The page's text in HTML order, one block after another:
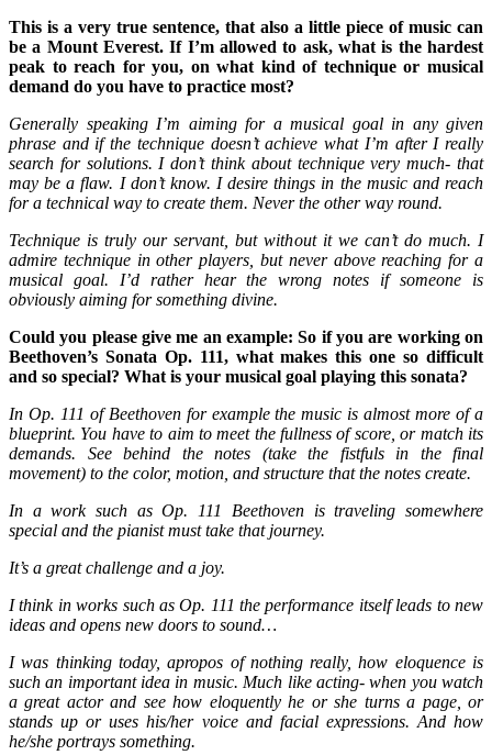
This is a very true sentence, that also a little piece of music can
be a Mount Everest. If I’m allowed to ask, what is the hardest
peak to reach for you, on what kind of technique or musical
demand do you have to practice most?
Generally speaking I’m aiming for a musical goal in any given
phrase and if the technique doesn’t achieve what I’m after I really
search for solutions. I don’t think about technique very much- that
may be a flaw. I don’t know. I desire things in the music and reach
for a technical way to create them. Never the other way round.
Technique is truly our servant, but without it we can’t do much. I
admire technique in other players, but never above reaching for a
musical goal. I’d rather hear the wrong notes if someone is
obviously aiming for something divine.
Could you please give me an example: So if you are working on
Beethoven’s Sonata Op. 111, what makes this one so difficult
and so special? What is your musical goal playing this sonata?
In Op. 111 of Beethoven for example the music is almost more of a
blueprint. You have to aim to meet the fullness of score, or match its
demands. See behind the notes (take the fistfuls in the final
movement) to the color, motion, and structure that the notes create.
In a work such as Op. 111 Beethoven is traveling somewhere
special and the pianist must take that journey.
It’s a great challenge and a joy.
I think in works such as Op. 111 the performance itself leads to new
ideas and opens new doors to sound…
I was thinking today, apropos of nothing really, how eloquence is
such an important idea in music. Much like acting- when you watch
a great actor and see how eloquently he or she turns a page, or
stands up or uses his/her voice and facial expressions. And how
he/she portrays something.